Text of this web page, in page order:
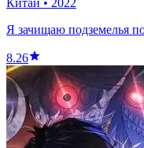
Китай • 2022
Я зачищаю подземелья
8.26